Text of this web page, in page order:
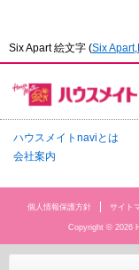
Six Apart 絵文字 (Six
ハウスメイトnaviとは
会社案内
個人情報保護方針 サイト
Copyright © 2026